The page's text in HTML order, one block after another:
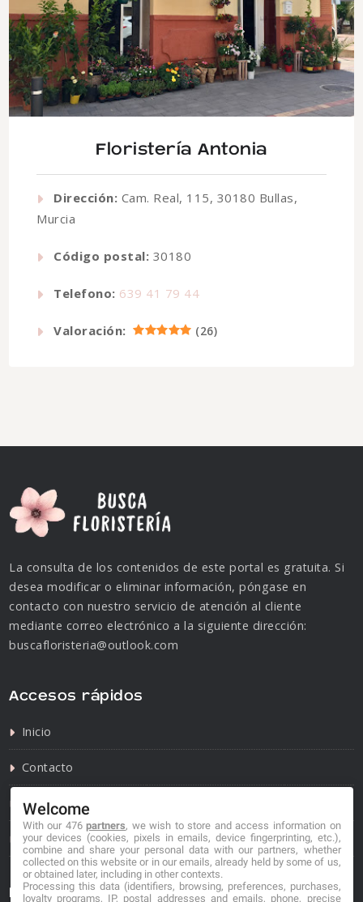
Floristería Antonia
Dirección: Cam. Real, 115, 30180 Bullas,
Murcia
Código postal: 30180
Telefono: 639 41 79 44
Valoración: (26)
La consulta de los contenidos de este portal es gratuita. Si
desea modificar o eliminar información, póngase en
contacto con nuestro servicio de atención al cliente
mediante correo electrónico a la siguiente dirección:
buscafloristeria@outlook.com
Accesos rápidos
Inicio
Contacto
Política de privacidad
Política de cookies
Información de contacto
Welcome
With our 476partners, we wish to store and access information on
your devices (cookies, pixels in emails, device fingerprinting, etc.),
combine and share your personal data with our partners, whether
collected on this website or in our emails, already held by some of us,
or obtained later, including in other contexts.
Processing this data (identifiers, browsing, preferences, purchases,
loyalty programs, IP, postal addresses and emails, phone, precise